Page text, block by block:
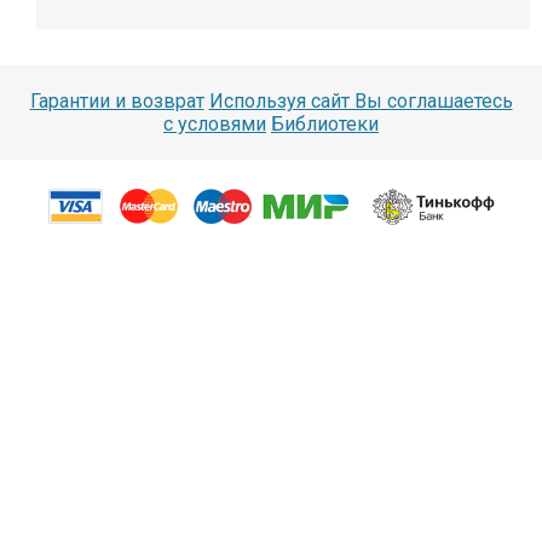
Гарантии и возврат Используя сайт Вы соглашаетесь
с условями Библиотеки